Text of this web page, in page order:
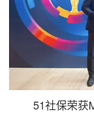
51社保荣获